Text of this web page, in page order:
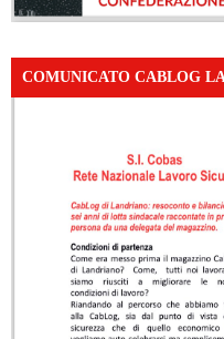
COMUNICATO CABLOG